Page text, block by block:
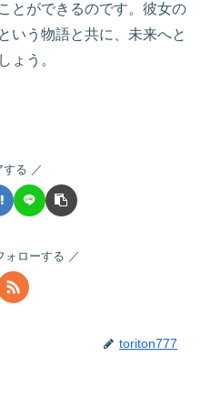
とができるのです。彼女の
いう物語と共に、未来へと
ょう。
する
ォローする
toriton777